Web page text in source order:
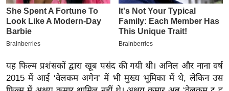
प
र
मि
सा
ल
बे
यह फिल्म प्रशंसकों द्वारा खूब पसंद की गयी थी। अनिल और नाना वर्ष
2015 में आई ‘वेलकम अगेन’ में भी मुख्य भूमिका में थे, लेकिन उस